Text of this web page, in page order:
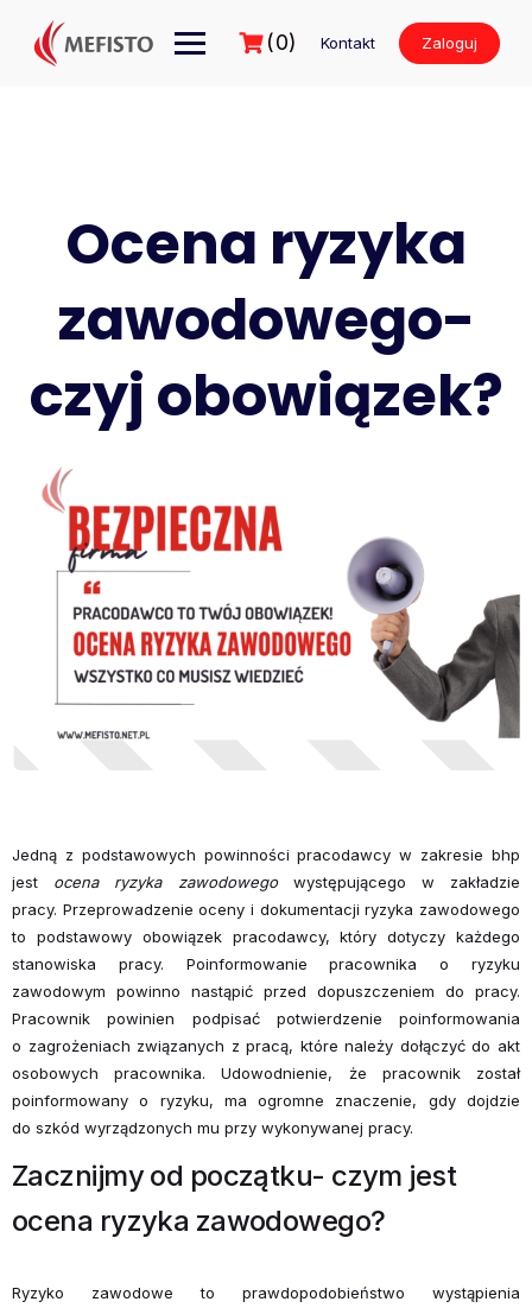
treści
(0) Kontakt Zaloguj
Ocena ryzyka
zawodowego-
czyj obowiązek?
Jedną z podstawowych powinności pracodawcy w zakresie bhp
jest ocena ryzyka zawodowegowystępującego w zakładzie
pracy. Przeprowadzenie oceny i dokumentacji ryzyka zawodowego
to podstawowy obowiązek pracodawcy, który dotyczy każdego
stanowiska pracy. Poinformowanie pracownika o ryzyku
zawodowym powinno nastąpić przed dopuszczeniem do pracy.
Pracownik powinien podpisać potwierdzenie poinformowania
o zagrożeniach związanych z pracą, które należy dołączyć do akt
osobowych pracownika. Udowodnienie, że pracownik został
poinformowany o ryzyku, ma ogromne znaczenie, gdy dojdzie
do szkód wyrządzonych mu przy wykonywanej pracy.
Zacznijmy od początku- czym jest
ocena ryzyka zawodowego?
Ryzyko zawodowe to prawdopodobieństwo wystąpienia